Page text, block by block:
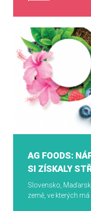
AG FOODS:
SI ZÍSKALY
Slovensko,
země, ve kterých má